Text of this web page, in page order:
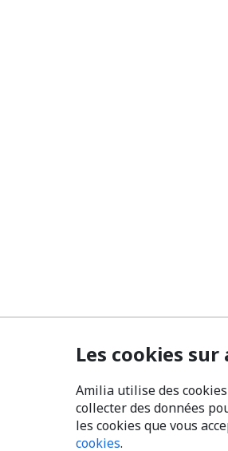
Les cookies
Amilia utilise des
collecter des données
les cookies que vous
cookies.